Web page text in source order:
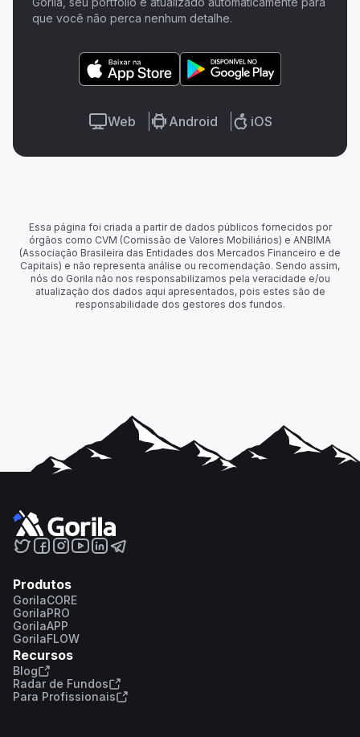
que você não perca nenhum detalhe.
Web Android iOS
Essa página foi criada a partir de dados públicos fornecidos por
órgãos como CVM (Comissão de Valores Mobiliários) e ANBIMA
(Associação Brasileira das Entidades dos Mercados Financeiro e de
Capitais) e não representa análise ou recomendação. Sendo assim,
nós do Gorila não nos responsabilizamos pela veracidade e/ou
atualização dos dados aqui apresentados, pois estes são de
responsabilidade dos gestores dos fundos.
Produtos
GorilaCORE
GorilaPRO
GorilaAPP
GorilaFLOW
Recursos
Blog
Radar de Fundos
Para Profissionais